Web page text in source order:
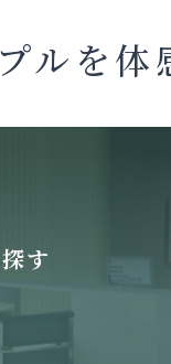
ルを体
す